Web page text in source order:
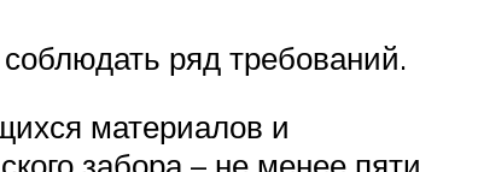
ряд требований.
материалов и